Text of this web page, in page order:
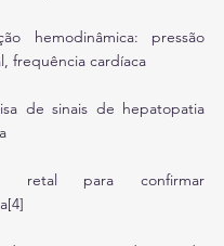
hemodinâmica: pressão
frequência cardíaca
de sinais de hepatopatia
retal para confirmar